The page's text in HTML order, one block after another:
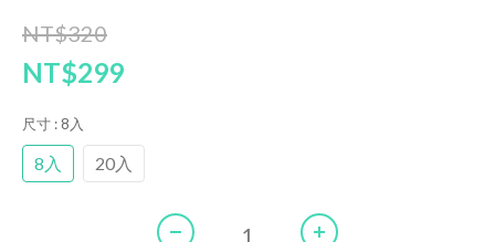
NT$320
NT$299
尺寸 : 8入
8入 20入